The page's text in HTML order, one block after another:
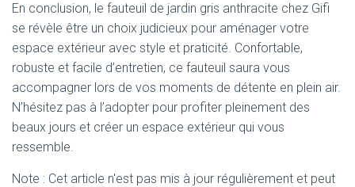
En conclusion, le fauteuil de jardin gris anthracite chez Gifi
se révèle être un choix judicieux pour aménager votre
espace extérieur avec style et praticité. Confortable,
robuste et facile d’entretien, ce fauteuil saura vous
accompagner lors de vos moments de détente en plein air.
N’hésitez pas à l’adopter pour profiter pleinement des
beaux jours et créer un espace extérieur qui vous
ressemble.
Note : Cet article n'est pas mis à jour régulièrement et peut